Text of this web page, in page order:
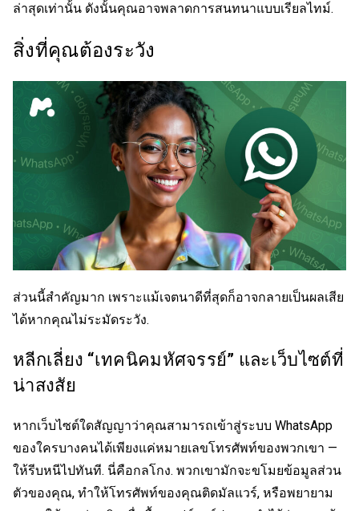
ล่าสุดเท่านั้น ดังนั้นคุณอาจพลาดการสนทนาแบบเรียลไทม์.
สิ่งที่คุณต้องระวัง
ส่วนนี้สำคัญมาก เพราะแม้เจตนาดีที่สุดก็อาจกลายเป็นผลเสีย
ได้หากคุณไม่ระมัดระวัง.
หลีกเลี่ยง “เทคนิคมหัศจรรย์” และเว็บไซต์ที่
น่าสงสัย
หากเว็บไซต์ใดสัญญาว่าคุณสามารถเข้าสู่ระบบ WhatsApp
ของใครบางคนได้เพียงแค่หมายเลขโทรศัพท์ของพวกเขา —
ให้รีบหนีไปทันที. นี่คือกลโกง. พวกเขามักจะขโมยข้อมูลส่วน
ตัวของคุณ, ทำให้โทรศัพท์ของคุณติดมัลแวร์, หรือพยายาม